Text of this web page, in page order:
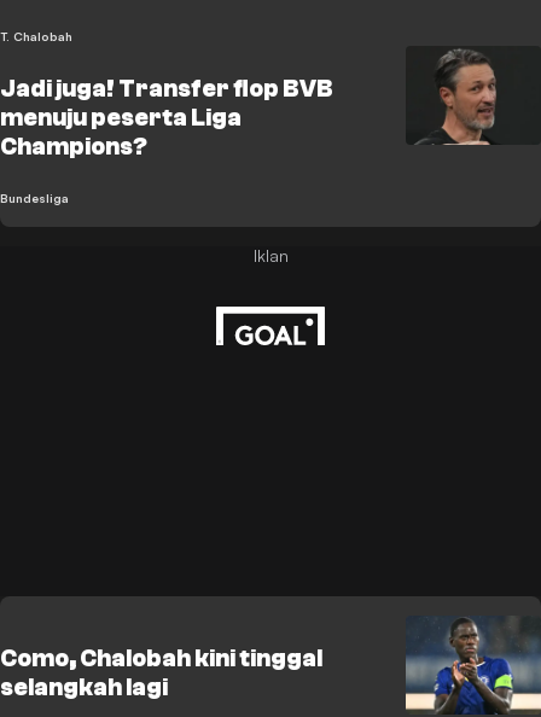
T. Chalobah
Jadi juga! Transfer flop BVB
menuju peserta Liga
Champions?
Bundesliga
Como, Chalobah kini tinggal
selangkah lagi